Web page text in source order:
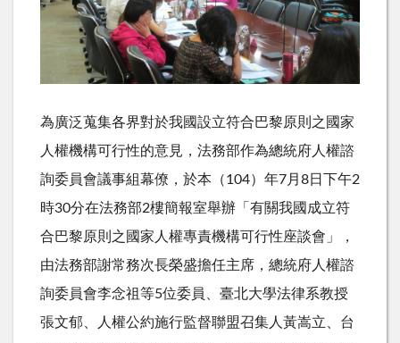
為廣泛蒐集各界對於我國設立符合巴黎原則之國家
人權機構可行性的意見，法務部作為總統府人權諮
詢委員會議事組幕僚，於本（104）年7月8日下午2
時30分在法務部2樓簡報室舉辦「有關我國成立符
合巴黎原則之國家人權專責機構可行性座談會」，
由法務部謝常務次長榮盛擔任主席，總統府人權諮
詢委員會李念祖等5位委員、臺北大學法律系教授
張文郁、人權公約施行監督聯盟召集人黃嵩立、台